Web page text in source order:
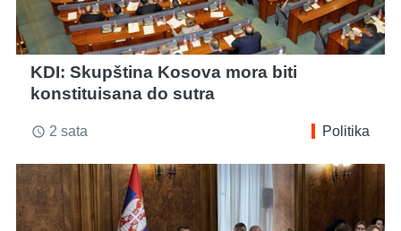
KDI: Skupština Kosova mora biti
konstituisana do sutra
access_time 2 sata Politika